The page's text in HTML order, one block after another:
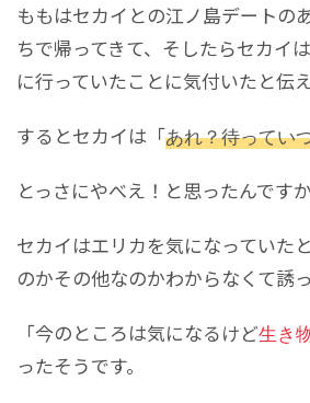
ももはセカイとの江ノ島デートの
ちで帰ってきて、そしたらセカイ
に行っていたことに気付いたと伝え
するとセカイは「あれ？待ってい
とっさにやべえ！と思ったんですか
セカイはエリカを気になっていた
のかその他なのかわからなくて誘
「今のところは気になるけど生き
ったそうです。